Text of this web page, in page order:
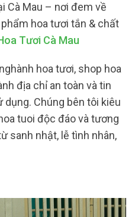
Cà Mau – nơi đem về
hoa tươi tắn & chất
Tươi Cà Mau
hoa tươi, shop hoa
địa chỉ an toàn và tin
Chúng bên tôi kiêu
tuoi độc đáo và tương
sanh nhật, lễ tình nhân,